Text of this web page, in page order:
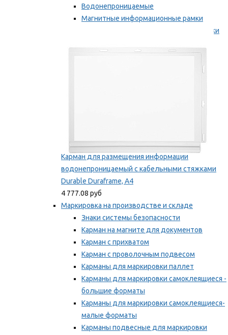
Водонепроницаемые
Магнитные информационные рамки
Самоклеящиеся информационные рамки
Карман для размещения информации
водонепроницаемый с кабельными стяжками
Durable Duraframe, А4
4 777.08 руб
Маркировка на производстве и складе
Знаки системы безопасности
Карман на магните для документов
Карман с прихватом
Карман с проволочным подвесом
Карманы для маркировки паллет
Карманы для маркировки самоклеящиеся -
большие форматы
Карманы для маркировки самоклеящиеся-
малые форматы
Карманы подвесные для маркировки